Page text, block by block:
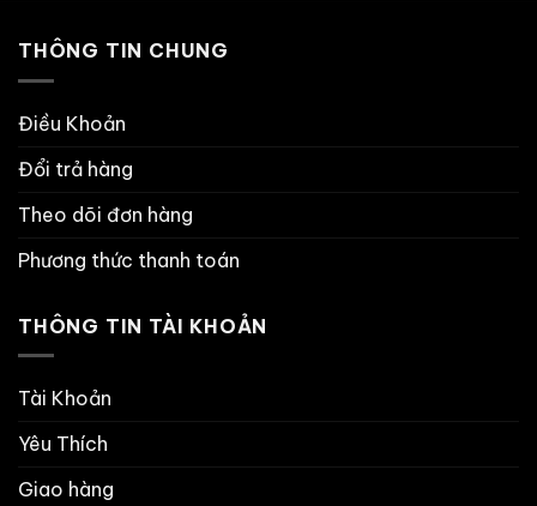
THÔNG TIN CHUNG
Điều Khoản
Đổi trả hàng
Theo dõi đơn hàng
Phương thức thanh toán
THÔNG TIN TÀI KHOẢN
Tài Khoản
Yêu Thích
Giao hàng